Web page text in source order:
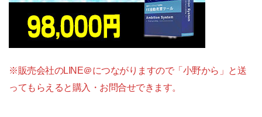
※販売会社のLINE＠につながりますので「小野から」と送
ってもらえると購入・お問合せできます。